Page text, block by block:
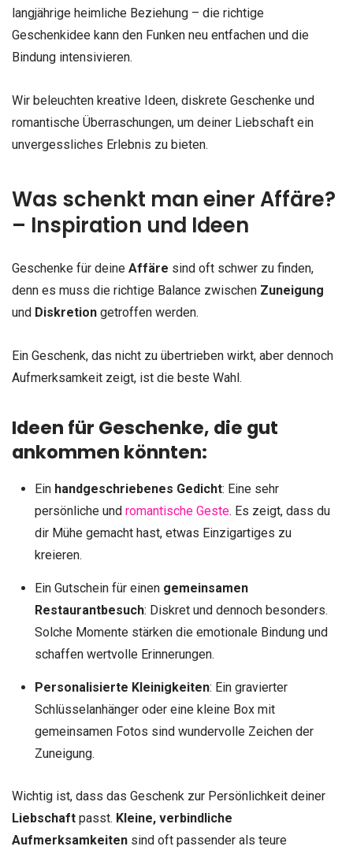
langjährige heimliche Beziehung – die richtige
Geschenkidee kann den Funken neu entfachen und die
Bindung intensivieren.
Wir beleuchten kreative Ideen, diskrete Geschenke und
romantische Überraschungen, um deiner Liebschaft ein
unvergessliches Erlebnis zu bieten.
Was schenkt man einer Affäre?
– Inspiration und Ideen
Geschenke für deine Affäre sind oft schwer zu finden,
denn es muss die richtige Balance zwischen Zuneigung
und Diskretion getroffen werden.
Ein Geschenk, das nicht zu übertrieben wirkt, aber dennoch
Aufmerksamkeit zeigt, ist die beste Wahl.
Ideen für Geschenke, die gut
ankommen könnten:
Ein handgeschriebenes Gedicht: Eine sehr
persönliche und romantische Geste. Es zeigt, dass du
dir Mühe gemacht hast, etwas Einzigartiges zu
kreieren.
Ein Gutschein für einen gemeinsamen
Restaurantbesuch: Diskret und dennoch besonders.
Solche Momente stärken die emotionale Bindung und
schaffen wertvolle Erinnerungen.
Personalisierte Kleinigkeiten: Ein gravierter
Schlüsselanhänger oder eine kleine Box mit
gemeinsamen Fotos sind wundervolle Zeichen der
Zuneigung.
Wichtig ist, dass das Geschenk zur Persönlichkeit deiner
Liebschaft passt. Kleine, verbindliche
Aufmerksamkeiten sind oft passender als teure